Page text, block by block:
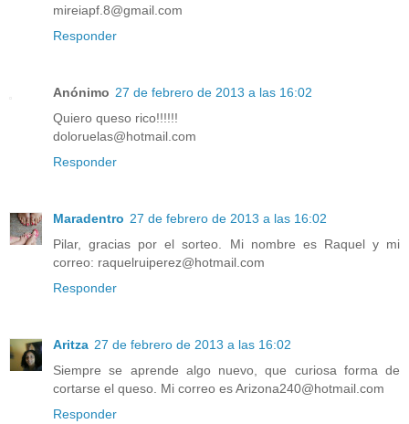
mireiapf.8@gmail.com
Responder
Anónimo 27 de febrero de 2013 a las 16:02
Quiero queso rico!!!!!!
doloruelas@hotmail.com
Responder
Maradentro 27 de febrero de 2013 a las 16:02
Pilar, gracias por el sorteo. Mi nombre es Raquel y mi
correo: raquelruiperez@hotmail.com
Responder
Aritza 27 de febrero de 2013 a las 16:02
Siempre se aprende algo nuevo, que curiosa forma de
cortarse el queso. Mi correo es Arizona240@hotmail.com
Responder